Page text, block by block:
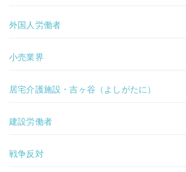
外国人労働者
小売業界
居宅介護施設・吉ヶ谷（よしがたに）
建設労働者
戦争反対